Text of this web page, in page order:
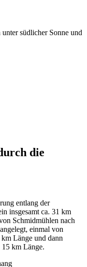
südlicher Sonne und
die
entlang der
insgesamt ca. 31 km
Schmidmühlen nach
einmal von
Länge und dann
km Länge.